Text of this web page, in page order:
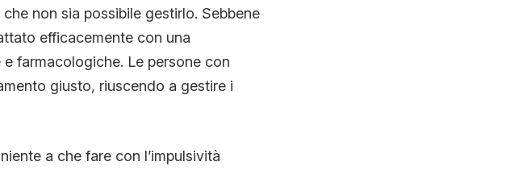
non sia possibile gestirlo. Sebbene
efficacemente con una
farmacologiche. Le persone con
giusto, riuscendo a gestire i
a che fare con l’impulsività